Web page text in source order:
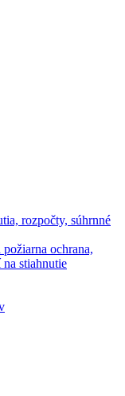
rozpočty, súhrnné
ochrana,
stiahnutie